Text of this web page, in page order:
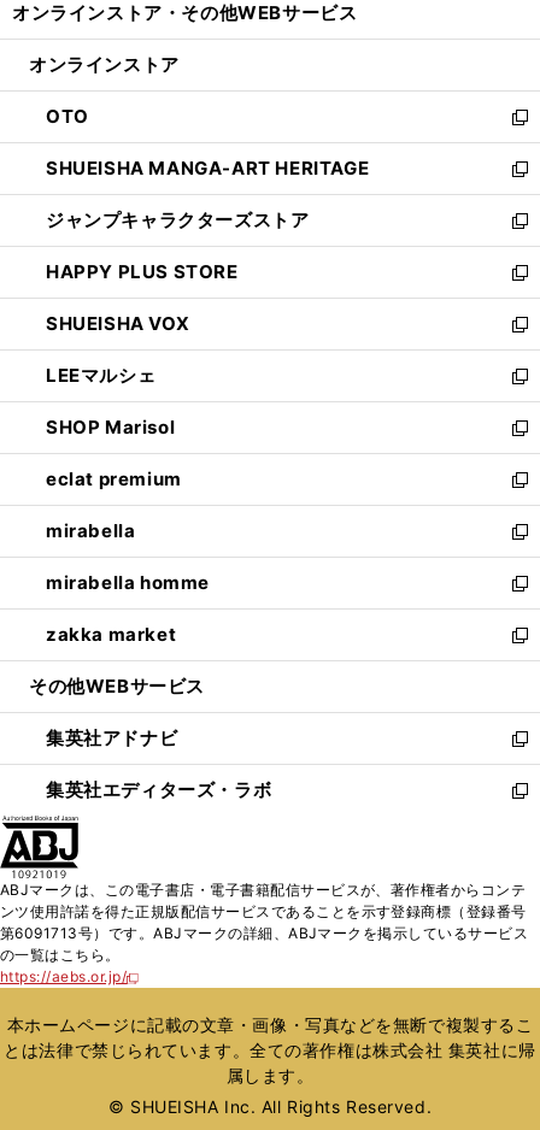
開
ン
ウ
で
開
く
ウ
ン
ド
ウ
で
開
く
オンラインストア・ その他WEBサービス
オンラインストア
OTO
新
し
い
ウ
ィ
ン
ド
ウ
で
開
く
SHUEISHA MANGA-ART HERITAGE
新
し
い
ウ
ィ
ン
ド
ウ
で
開
く
ジャンプキャラクターズストア
新
し
い
ウ
ィ
ン
ド
ウ
で
開
く
HAPPY PLUS STORE
新
し
い
ウ
ィ
ン
ド
ウ
で
開
く
SHUEISHA VOX
新
し
い
ウ
ィ
ン
ド
ウ
で
開
く
LEEマルシェ
新
し
い
ウ
ィ
ン
ド
ウ
で
開
く
SHOP Marisol
新
し
い
ウ
ィ
ン
ド
ウ
で
開
eclat premium
新
し
い
ウ
ィ
ン
ド
ウ
開
く
mirabella
新
し
い
ウ
ィ
ン
ウ
で
開
く
mirabella homme
新
し
い
ウ
ン
ド
ウ
で
zakka market
新
し
ウ
ィ
ン
ド
く
その他WEBサービス
集英社アドナビ
新
し
い
ド
ウ
で
集英社エディターズ・ラボ
新
ィ
ン
開
く
ABJマークは、この電子書店・電子書籍配信サービスが、著作権者からコンテ
ンツ使用許諾を得た正規版配信サービスであることを示す登録商標（登録番号
第6091713号）です。ABJマークの詳細、ABJマークを掲示しているサービス
の一覧はこちら。
https://aebs.or.jp/
新
い
ウ
ィ
ウ
本ホームページに記載の文章・画像・写真などを無断で複製するこ
とは法律で禁じられています。全ての著作権は株式会社 集英社に帰
属します。
© SHUEISHA Inc. All Rights Reserved.